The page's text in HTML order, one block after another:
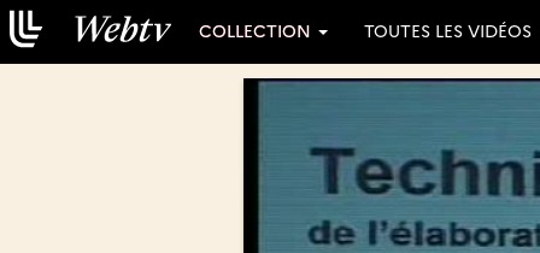
COLLECTION TOUTES LES VIDÉOS